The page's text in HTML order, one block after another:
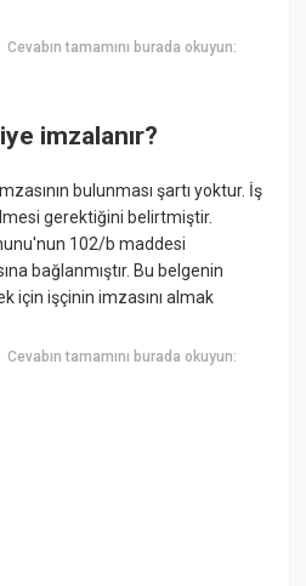
Cevabın tamamını burada okuyun:
imzalanır?
bulunması şartı yoktur. İş
gerektiğini belirtmiştir.
102/b maddesi
bağlanmıştır. Bu belgenin
için işçinin imzasını almak
Cevabın tamamını burada okuyun: